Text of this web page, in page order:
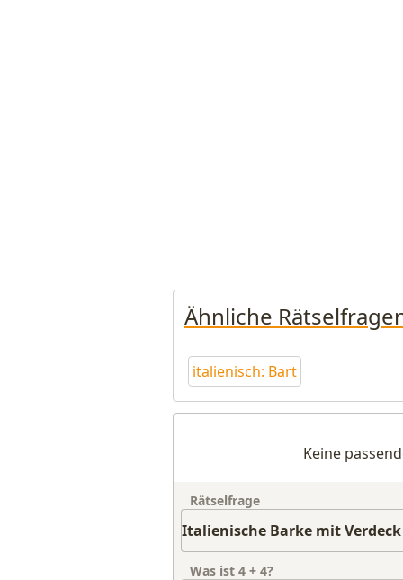
Ähnliche
italienisch: Bart
Keine
Rätselfrage
Was ist 4 + 4?